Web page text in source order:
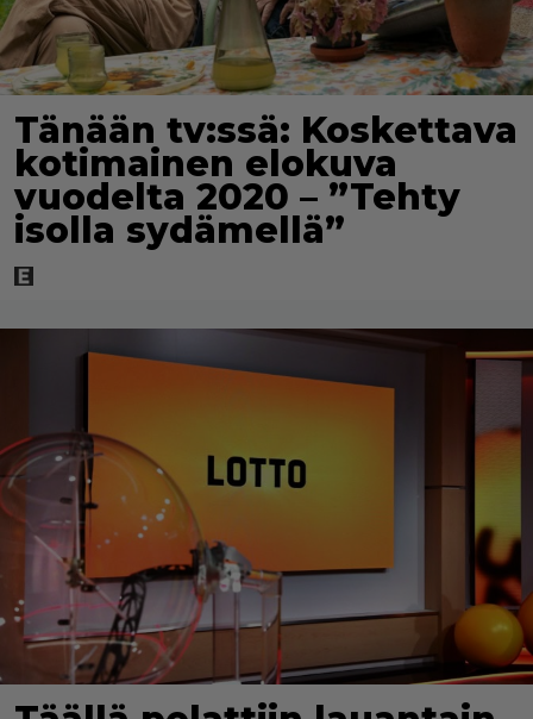
Tänään tv:ssä: Koskettava
kotimainen elokuva
vuodelta 2020 – ”Tehty
isolla sydämellä”